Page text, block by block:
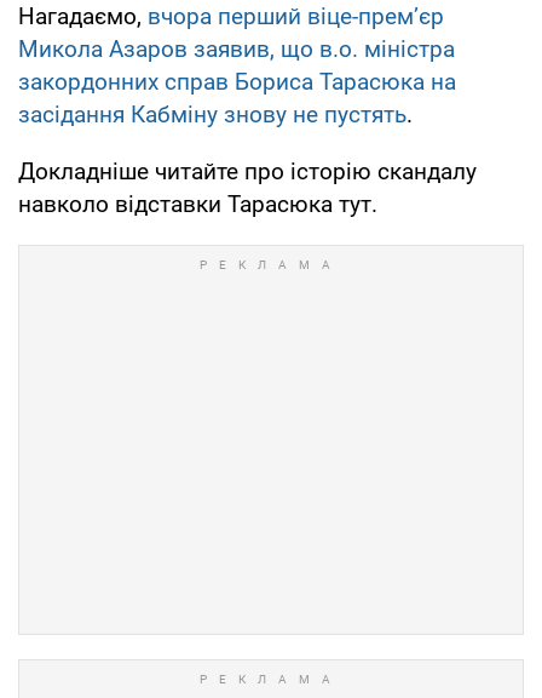
Нагадаємо, вчора перший віце-прем’єр
Микола Азаров заявив, що в.о. міністра
закордонних справ Бориса Тарасюка на
засідання Кабміну знову не пустять.
Докладніше читайте про історію скандалу
навколо відставки Тарасюка тут.